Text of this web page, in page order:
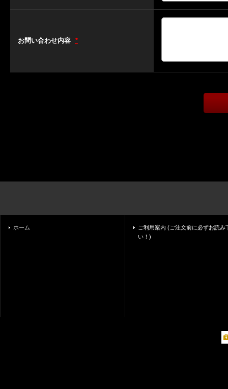
お問い合わせ内容 *
ホーム
ご利用案内 (ご注文前に必ずお読み
い！)